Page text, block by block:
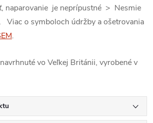
naparovanie je neprípustné > Nesmie
Viac o symboloch údržby a ošetrovania
.
navrhnuté vo Veľkej Británii, vyrobené v